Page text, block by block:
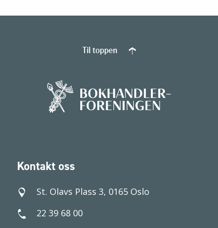
Kontakt oss
St. Olavs Plass 3, 0165 Oslo
22 39 68 00
Til toppen